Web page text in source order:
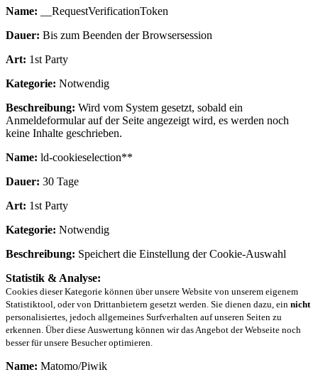
Name: __RequestVerificationToken
Dauer: Bis zum Beenden der Browsersession
Art: 1st Party
Kategorie: Notwendig
Beschreibung: Wird vom System gesetzt, sobald ein
Anmeldeformular auf der Seite angezeigt wird, es werden noch
keine Inhalte geschrieben.
Name: ld-cookieselection**
Dauer: 30 Tage
Art: 1st Party
Kategorie: Notwendig
Beschreibung: Speichert die Einstellung der Cookie-Auswahl
Statistik & Analyse:
Cookies dieser Kategorie können über unsere Website von unserem eigenem
Statistiktool, oder von Drittanbietern gesetzt werden. Sie dienen dazu, ein nicht
personalisiertes, jedoch allgemeines Surfverhalten auf unseren Seiten zu
erkennen. Über diese Auswertung können wir das Angebot der Webseite noch
besser für unsere Besucher optimieren.
Name: Matomo/Piwik